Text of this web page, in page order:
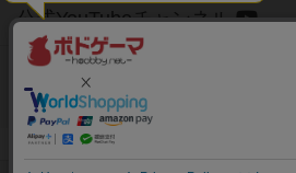
公式YouTubeチャンネル